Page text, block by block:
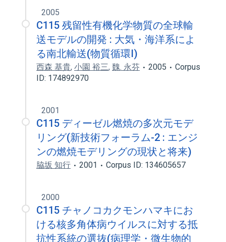
2005
C115 残留性有機化学物質の全球輸
送モデルの開発 : 大気・海洋系によ
る南北輸送(物質循環I)
西森 基貴, 小園 裕三, 魏. 永芬 2005
Corpus
ID: 174892970
2001
C115 ディーゼル燃焼の多次元モデ
リング(新技術フォーラム-2 : エンジ
ンの燃焼モデリングの現状と将来)
脇坂 知行 2001 Corpus ID: 134605657
2000
C115 チャノコカクモンハマキにお
ける核多角体病ウイルスに対する抵
抗性系統の選抜(病理学・微生物的